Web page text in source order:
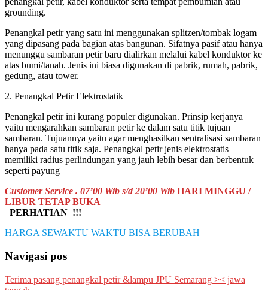
grounding.
Penangkal petir yang satu ini menggunakan splitzen/tombak logam
yang dipasang pada bagian atas bangunan. Sifatnya pasif atau hanya
menunggu sambaran petir baru dialirkan melalui kabel konduktor ke
atas bumi/tanah. Jenis ini biasa digunakan di pabrik, rumah, pabrik,
gedung, atau tower.
2. Penangkal Petir Elektrostatik
Penangkal petir ini kurang populer digunakan. Prinsip kerjanya
yaitu mengarahkan sambaran petir ke dalam satu titik tujuan
sambaran. Tujuannya yaitu agar menghasilkan sentralisasi sambaran
hanya pada satu titik saja. Penangkal petir jenis elektrostatis
memiliki radius perlindungan yang jauh lebih besar dan berbentuk
seperti payung
Customer Service . 07’00 Wib s/d 20’00 Wib HARI MINGGU /
LIBUR TETAP BUKA
PERHATIAN !!!
HARGA SEWAKTU WAKTU BISA BERUBAH
Navigasi pos
Terima pasang penangkal petir &lampu JPU Semarang >< jawa